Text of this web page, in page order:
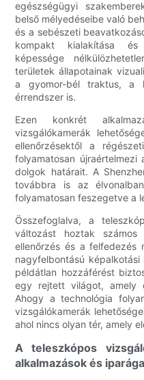
egészségügyi
belső mélyedéseibe való
és a sebészeti
kompakt kialakítása
képessége
területek állapotainak
a gyomor-bél traktus, a
érrendszer is.
Ezen konkrét
vizsgálókamerák
ellenőrzésektől a
folyamatosan
dolgok határait. A
továbbra is az
folyamatosan feszegetve a
Összefoglalva, a
változást hoztak számos
ellenőrzés és a felfedezés
nagyfelbontású
példátlan hozzáférést
egy rejtett világot, amely
Ahogy a technológia
vizsgálókamerák
ahol nincs olyan tér, amely
A teleszkópos
alkalmazások és